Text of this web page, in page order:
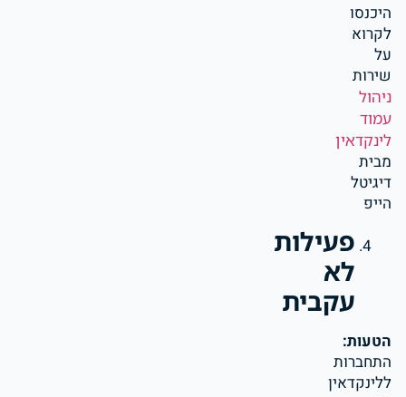
היכנסו
לקרוא
על
שירות
ניהול
עמוד
לינקדאין
מבית
דיגיטל
הייפ
פעילות
לא
עקבית
הטעות:
התחברות
ללינקדאין